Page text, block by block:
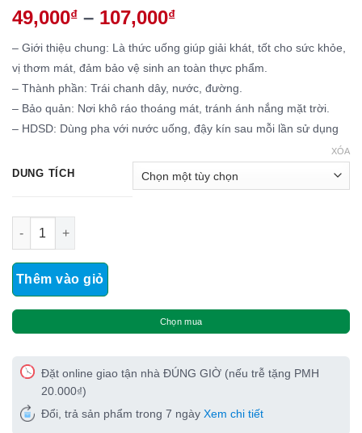
49,000₫ – 107,000₫
– Giới thiệu chung: Là thức uống giúp giải khát, tốt cho sức khỏe,
vị thơm mát, đảm bảo vệ sinh an toàn thực phẩm.
– Thành phần: Trái chanh dây, nước, đường.
– Bảo quản: Nơi khô ráo thoáng mát, tránh ánh nắng mặt trời.
– HDSD: Dùng pha với nước uống, đậy kín sau mỗi lần sử dụng
DUNG TÍCH
XÓA
Nước cốt Chanh dây số lượng
Thêm vào giỏ
Chọn mua
Đặt online giao tận nhà ĐÚNG GIỜ (nếu trễ tặng PMH
20.000₫)
Đổi, trả sản phẩm trong 7 ngày Xem chi tiết